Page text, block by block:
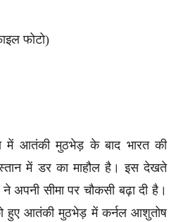
फोटो)
में आतंकी मुठभेड़ के बाद भारत की
में डर का माहौल है। इस देखते
ने अपनी सीमा पर चौकसी बढ़ा दी है।
हुए आतंकी मुठभेड़ में कर्नल आशुतोष